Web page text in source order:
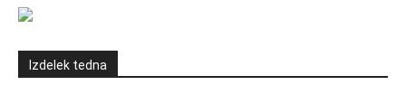
Izdelek tedna